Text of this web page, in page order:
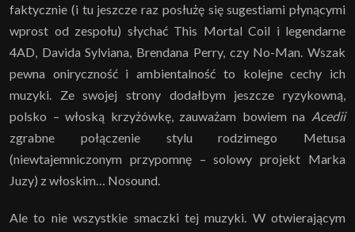
faktycznie (i tu jeszcze raz posłużę się sugestiami płynącymi
wprost od zespołu) słychać This Mortal Coil i legendarne
4AD, Davida Sylviana, Brendana Perry, czy No-Man. Wszak
pewna oniryczność i ambientalność to kolejne cechy ich
muzyki. Ze swojej strony dodałbym jeszcze ryzykowną,
polsko – włoską krzyżówkę, zauważam bowiem na Acedii
zgrabne połączenie stylu rodzimego Metusa
(niewtajemniczonym przypomnę – solowy projekt Marka
Juzy) z włoskim… Nosound.
Ale to nie wszystkie smaczki tej muzyki. W otwierającym